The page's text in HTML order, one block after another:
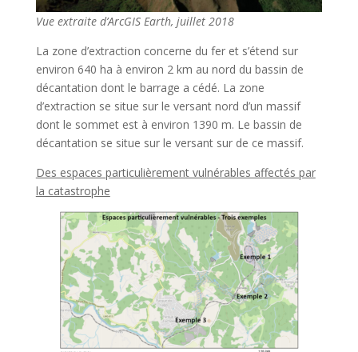
Vue extraite d’ArcGIS Earth, juillet 2018
La zone d’extraction concerne du fer et s’étend sur
environ 640 ha à environ 2 km au nord du bassin de
décantation dont le barrage a cédé. La zone
d’extraction se situe sur le versant nord d’un massif
dont le sommet est à environ 1390 m. Le bassin de
décantation se situe sur le versant sur de ce massif.
Des espaces particulièrement vulnérables affectés par
la catastrophe